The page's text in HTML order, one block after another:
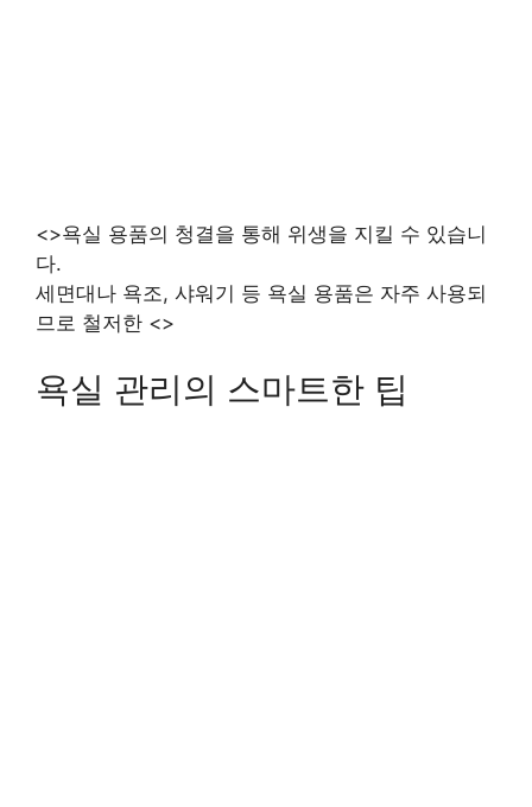
<>욕실 용품의 청결을 통해 위생을 지킬 수 있습니
다.
세면대나 욕조, 샤워기 등 욕실 용품은 자주 사용되
므로 철저한 <>
욕실 관리의 스마트한 팁